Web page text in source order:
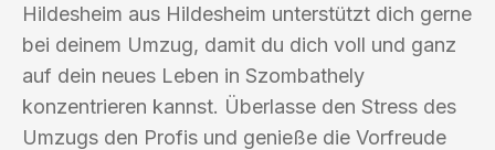
Hildesheim aus Hildesheim unterstützt dich gerne
bei deinem Umzug, damit du dich voll und ganz
auf dein neues Leben in Szombathely
konzentrieren kannst. Überlasse den Stress des
Umzugs den Profis und genieße die Vorfreude